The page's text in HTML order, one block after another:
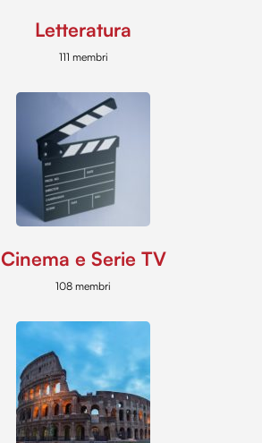
Letteratura
111 membri
Cinema e Serie TV
108 membri